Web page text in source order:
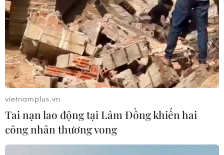
vietnamplus.vn
Tai nạn lao động tại Lâm Đồng khiến hai
công nhân thương vong